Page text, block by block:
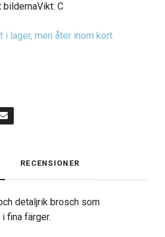
bildernaVikt: C
i lager, men åter inom kort.
RECENSIONER
detaljrik brosch som
fina färger.